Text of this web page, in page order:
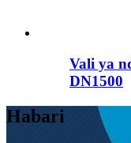
Vali ya
DN1500
Habari